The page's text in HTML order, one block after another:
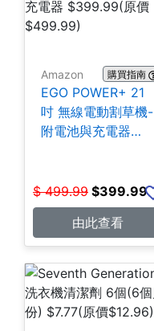
Amazon 購買指南
EGO POWER+ 21
吋 無線電動割草機-
附電池與充電器
$ 499.99 $399.99
由此查看